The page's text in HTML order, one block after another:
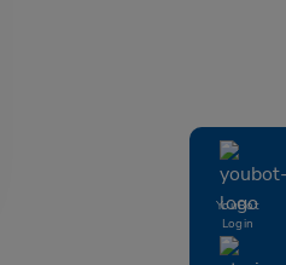
YouBot
Login